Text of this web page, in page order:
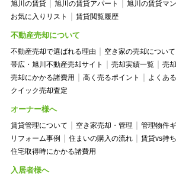
旭川の賃貸
旭川の賃貸アパート
旭川の賃貸マ
お気に入りリスト
賃貸閲覧履歴
不動産売却について
不動産売却で選ばれる理由
空き家の売却について
帯広・旭川不動産売却サイト
売却実績一覧
売
売却にかかる諸費用
高く売るポイント
よくあ
クイック売却査定
オーナー様へ
賃貸管理について 空き家売却・管理
管理物件
リフォーム事例
住まいの購入の流れ
賃貸vs持
住宅取得時にかかる諸費用
入居者様へ